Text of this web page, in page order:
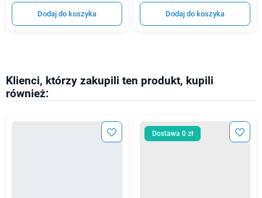
Dodaj do koszyka Dodaj do koszyka
Klienci, którzy zakupili ten produkt, kupili
również:
Dostawa 0 zł